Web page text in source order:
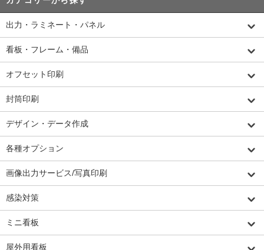
出力・ラミネート・パネル
看板・フレーム・備品
オフセット印刷
封筒印刷
デザイン・データ作成
各種オプション
画像出力サービス/写真印刷
感染対策
ミニ看板
屋外用看板